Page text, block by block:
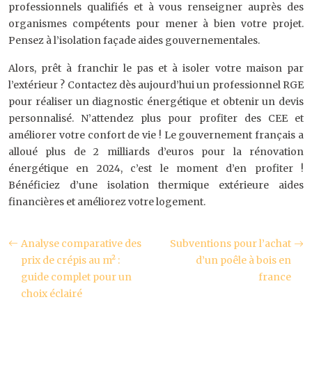
professionnels qualifiés et à vous renseigner auprès des
organismes compétents pour mener à bien votre projet.
Pensez à l’isolation façade aides gouvernementales.
Alors, prêt à franchir le pas et à isoler votre maison par
l’extérieur ? Contactez dès aujourd’hui un professionnel RGE
pour réaliser un diagnostic énergétique et obtenir un devis
personnalisé. N’attendez plus pour profiter des CEE et
améliorer votre confort de vie ! Le gouvernement français a
alloué plus de 2 milliards d’euros pour la rénovation
énergétique en 2024, c’est le moment d’en profiter !
Bénéficiez d’une isolation thermique extérieure aides
financières et améliorez votre logement.
Analyse comparative des
prix de crépis au m² :
guide complet pour un
choix éclairé
Subventions pour l’achat
d’un poêle à bois en
france